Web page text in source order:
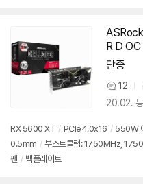
R D
단종
상
품
견
12
20.02.
RX 5600 XT / PCIe4.0x16 / 550W
0.5mm / 부스트클럭: 1750MHz,
팬 / 백플레이트